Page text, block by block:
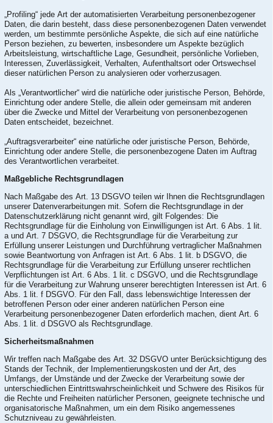
„Profiling“ jede Art der automatisierten Verarbeitung personenbezogener
Daten, die darin besteht, dass diese personenbezogenen Daten verwendet
werden, um bestimmte persönliche Aspekte, die sich auf eine natürliche
Person beziehen, zu bewerten, insbesondere um Aspekte bezüglich
Arbeitsleistung, wirtschaftliche Lage, Gesundheit, persönliche Vorlieben,
Interessen, Zuverlässigkeit, Verhalten, Aufenthaltsort oder Ortswechsel
dieser natürlichen Person zu analysieren oder vorherzusagen.
Als „Verantwortlicher“ wird die natürliche oder juristische Person, Behörde,
Einrichtung oder andere Stelle, die allein oder gemeinsam mit anderen
über die Zwecke und Mittel der Verarbeitung von personenbezogenen
Daten entscheidet, bezeichnet.
„Auftragsverarbeiter“ eine natürliche oder juristische Person, Behörde,
Einrichtung oder andere Stelle, die personenbezogene Daten im Auftrag
des Verantwortlichen verarbeitet.
Maßgebliche Rechtsgrundlagen
Nach Maßgabe des Art. 13 DSGVO teilen wir Ihnen die Rechtsgrundlagen
unserer Datenverarbeitungen mit. Sofern die Rechtsgrundlage in der
Datenschutzerklärung nicht genannt wird, gilt Folgendes: Die
Rechtsgrundlage für die Einholung von Einwilligungen ist Art. 6 Abs. 1 lit.
a und Art. 7 DSGVO, die Rechtsgrundlage für die Verarbeitung zur
Erfüllung unserer Leistungen und Durchführung vertraglicher Maßnahmen
sowie Beantwortung von Anfragen ist Art. 6 Abs. 1 lit. b DSGVO, die
Rechtsgrundlage für die Verarbeitung zur Erfüllung unserer rechtlichen
Verpflichtungen ist Art. 6 Abs. 1 lit. c DSGVO, und die Rechtsgrundlage
für die Verarbeitung zur Wahrung unserer berechtigten Interessen ist Art. 6
Abs. 1 lit. f DSGVO. Für den Fall, dass lebenswichtige Interessen der
betroffenen Person oder einer anderen natürlichen Person eine
Verarbeitung personenbezogener Daten erforderlich machen, dient Art. 6
Abs. 1 lit. d DSGVO als Rechtsgrundlage.
Sicherheitsmaßnahmen
Wir treffen nach Maßgabe des Art. 32 DSGVO unter Berücksichtigung des
Stands der Technik, der Implementierungskosten und der Art, des
Umfangs, der Umstände und der Zwecke der Verarbeitung sowie der
unterschiedlichen Eintrittswahrscheinlichkeit und Schwere des Risikos für
die Rechte und Freiheiten natürlicher Personen, geeignete technische und
organisatorische Maßnahmen, um ein dem Risiko angemessenes
Schutzniveau zu gewährleisten.